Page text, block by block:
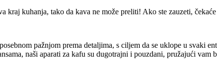
kraj kuhanja, tako da kava ne može preliti! Ako ste zauzeti, čekaće
pažnjom prema detaljima, s ciljem da se uklope u svaki
naši aparati za kafu su dugotrajni i pouzdani, pružajući